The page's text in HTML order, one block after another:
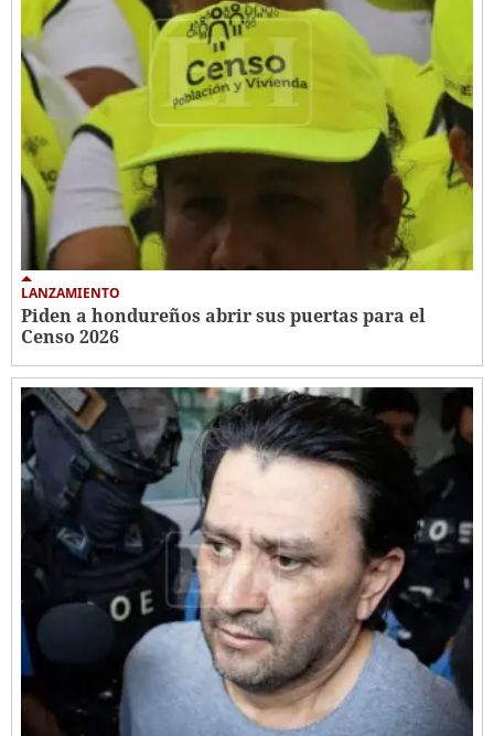
LANZAMIENTO
Piden a hondureños abrir sus puertas para el
Censo 2026